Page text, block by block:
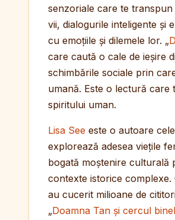
senzoriale care te
vii, dialogurile inteligente și
cu emoțiile și dilemele lor. „
care caută o cale de ieșire
schimbările sociale prin
umană. Este o lectură care
spiritului uman.
Lisa See este o autoare
explorează adesea viețile
bogată moștenire culturală
contexte istorice
au cucerit milioane de
„Doamna Tan și cercul